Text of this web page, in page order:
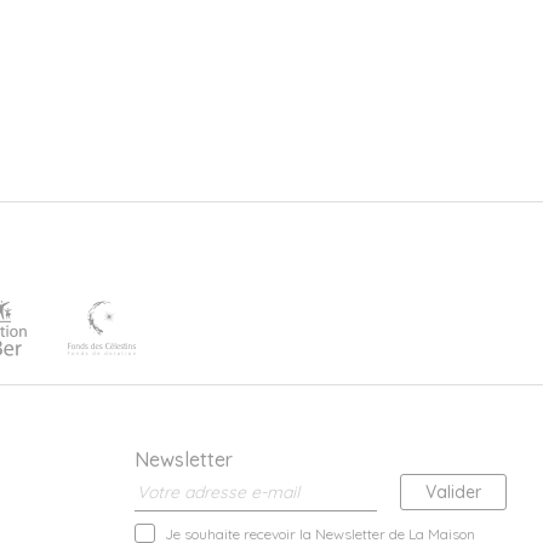
Newsletter
Je souhaite recevoir la Newsletter de La Maison